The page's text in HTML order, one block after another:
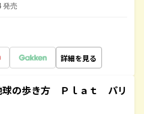
発売
詳細を見る
の歩き方 Ｐｌａｔ パリ